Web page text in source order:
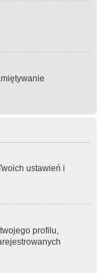
ustawień i
profilu,